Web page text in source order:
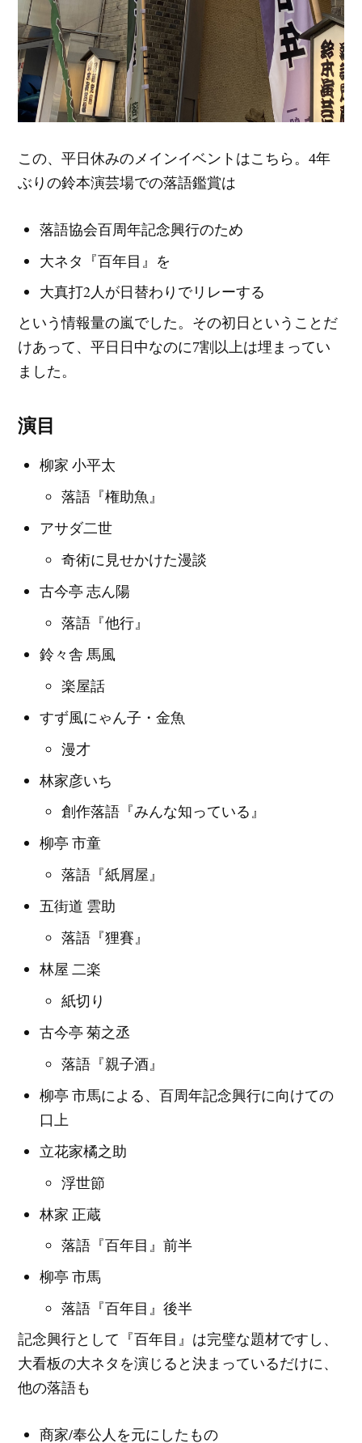
この、平日休みのメインイベントはこちら。4年
ぶりの鈴本演芸場での落語鑑賞は
落語協会百周年記念興行のため
大ネタ『百年目』を
大真打2人が日替わりでリレーする
という情報量の嵐でした。その初日ということだ
けあって、平日日中なのに7割以上は埋まってい
ました。
演目
柳家 小平太
落語『権助魚』
アサダ二世
奇術に見せかけた漫談
古今亭 志ん陽
落語『他行』
鈴々舎 馬風
楽屋話
すず風にゃん子・金魚
漫才
林家彦いち
創作落語『みんな知っている』
柳亭 市童
落語『紙屑屋』
五街道 雲助
落語『狸賽』
林屋 二楽
紙切り
古今亭 菊之丞
落語『親子酒』
柳亭 市馬による、百周年記念興行に向けての
口上
立花家橘之助
浮世節
林家 正蔵
落語『百年目』前半
柳亭 市馬
落語『百年目』後半
記念興行として『百年目』は完璧な題材ですし、
大看板の大ネタを演じると決まっているだけに、
他の落語も
商家/奉公人を元にしたもの